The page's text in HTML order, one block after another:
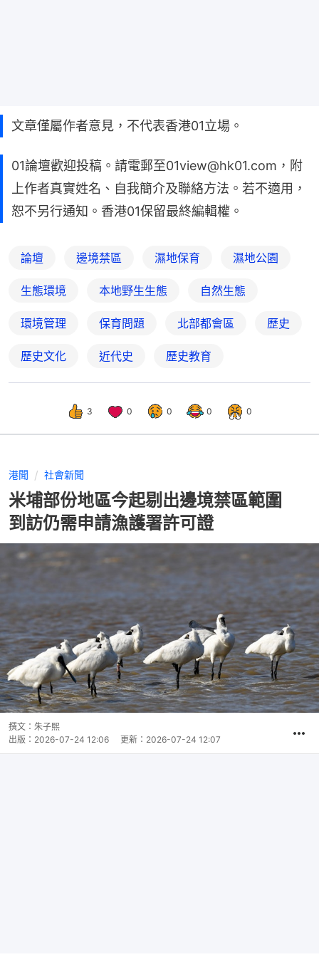
文章僅屬作者意見，不代表香港01立場。
01論壇歡迎投稿。請電郵至01view@hk01.com，附
上作者真實姓名、自我簡介及聯絡方法。若不適用，
恕不另行通知。香港01保留最終編輯權。
論壇 邊境禁區 濕地保育 濕地公園
生態環境 本地野生生態 自然生態
環境管理 保育問題 北部都會區 歷史
歷史文化 近代史 歷史教育
3 0 0 0 0
港聞 社會新聞
米埔部份地區今起剔出邊境禁區範圍
到訪仍需申請漁護署許可證
撰文： 朱子熙
出版： 2026-07-24 12:06 更新： 2026-07-24 12:07